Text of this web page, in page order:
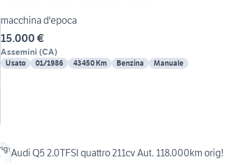
macchina d'epoca
15.000 €
Assemini (CA)
Usato 01/1986 43450 Km Benzina Manuale
Audi Q5 2.0TFSI quattro 211cv Aut. 118.000km orig!